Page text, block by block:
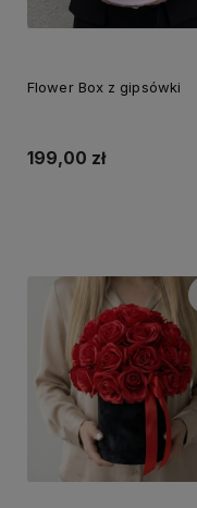
Flower Box z gipsówki
199,00 zł